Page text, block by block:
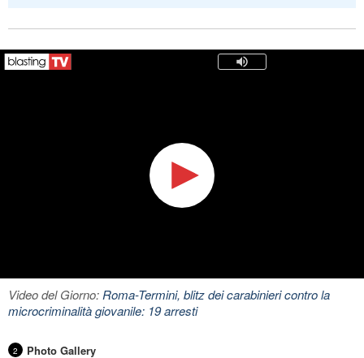
Video del Giorno:Roma-Termini, blitz dei carabinieri contro la
microcriminalità giovanile: 19 arresti
2 Photo Gallery